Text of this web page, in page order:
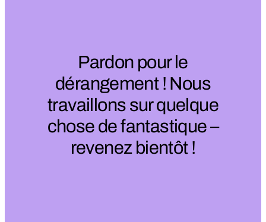
Pardon pour le
dérangement ! Nous
travaillons sur quelque
chose de fantastique –
revenez bientôt !